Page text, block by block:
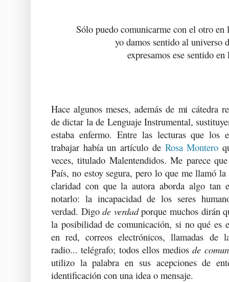
Sólo puedo comunicarme con el otro en
yo damos sentido al universo
expresamos ese sentido
Hace algunos meses, además de mi cátedra
de dictar la de Lenguaje Instrumental,
estaba enfermo. Entre las lecturas que los
trabajar había un artículo de Rosa Montero
veces, titulado Malentendidos. Me parece
País, no estoy segura, pero lo que me llamó
claridad con que la autora aborda algo tan
notarlo: la incapacidad de los seres
verdad. Digode verdadporque muchos dirán
la posibilidad de comunicación, si no qué es
en red, correos electrónicos, llamadas de
radio... telégrafo; todos ellos mediosde
utilizo la palabra en sus acepciones de
identificación con una idea o mensaje.